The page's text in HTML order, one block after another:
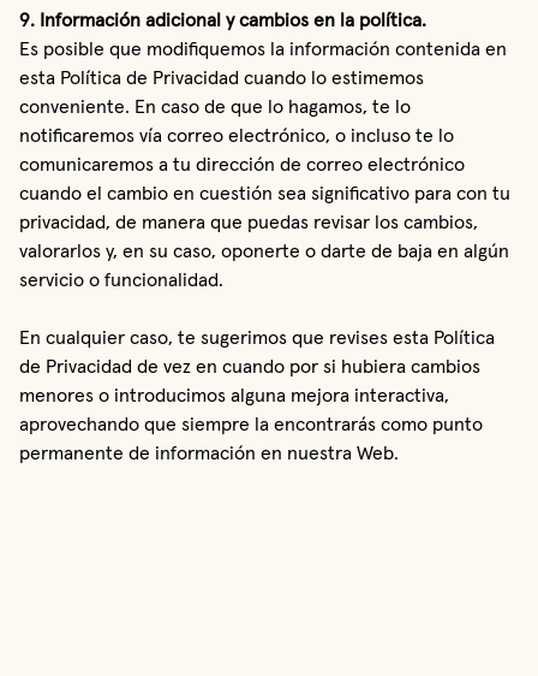
9. Información adicional y cambios en la política.
Es posible que modifiquemos la información contenida en
esta Política de Privacidad cuando lo estimemos
conveniente. En caso de que lo hagamos, te lo
notificaremos vía correo electrónico, o incluso te lo
comunicaremos a tu dirección de correo electrónico
cuando el cambio en cuestión sea significativo para con tu
privacidad, de manera que puedas revisar los cambios,
valorarlos y, en su caso, oponerte o darte de baja en algún
servicio o funcionalidad.
En cualquier caso, te sugerimos que revises esta Política
de Privacidad de vez en cuando por si hubiera cambios
menores o introducimos alguna mejora interactiva,
aprovechando que siempre la encontrarás como punto
permanente de información en nuestra Web.